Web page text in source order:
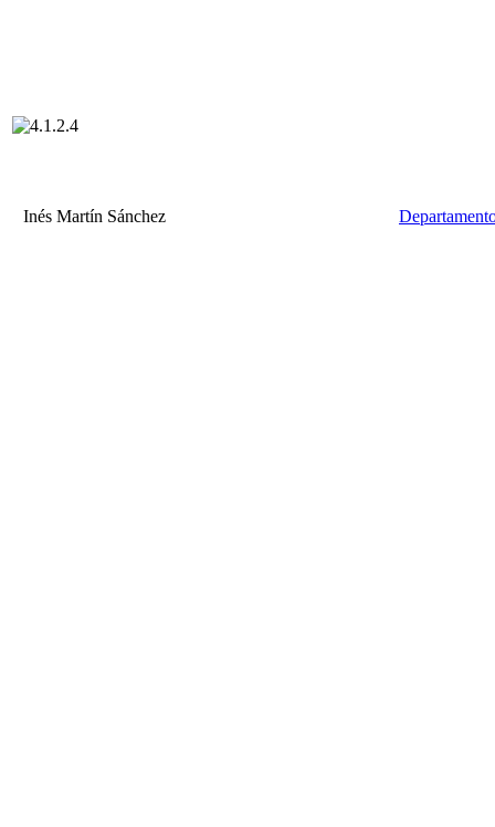
Inés Martín Sánchez